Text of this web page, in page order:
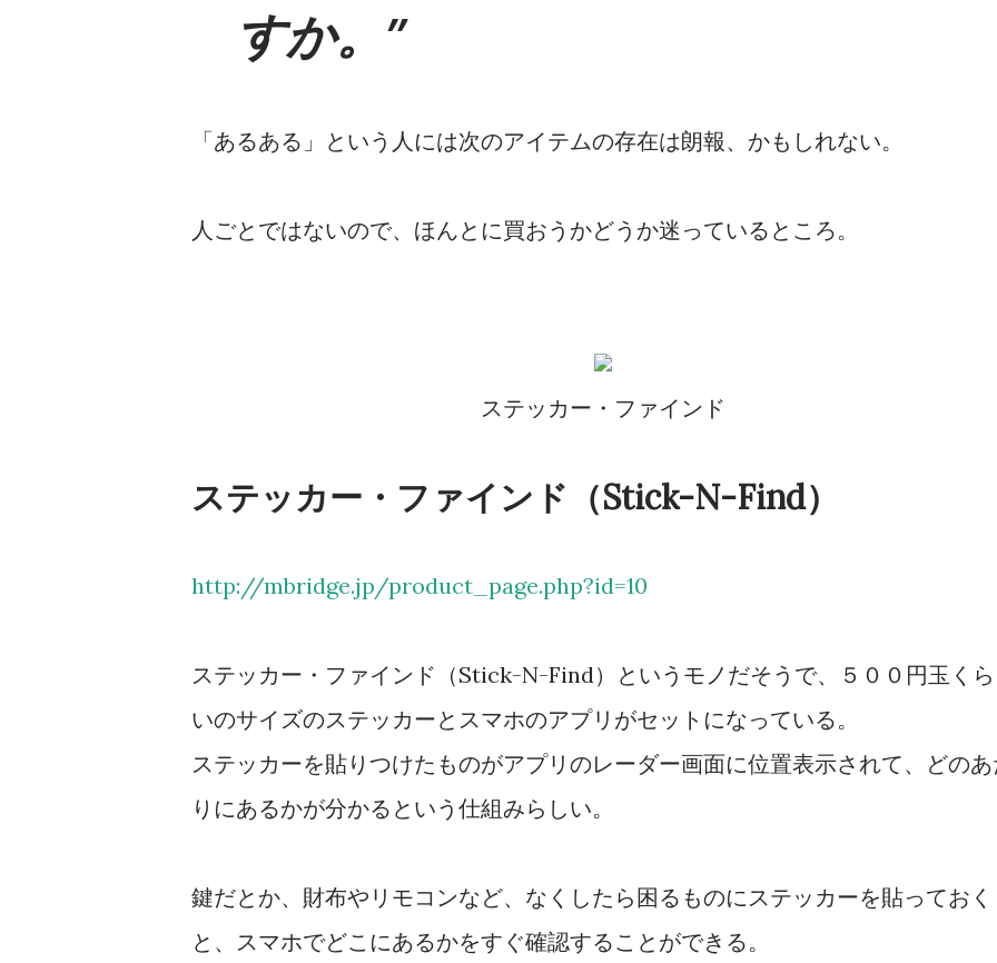
すか。
「あるある」という人には次のアイテムの存在は朗報、かもしれない。
人ごとではないので、ほんとに買おうかどうか迷っているところ。
ステッカー・ファインド
ステッカー・ファインド（Stick-N-Find）
http://mbridge.jp/product_page.php?id=10
ステッカー・ファインド（Stick-N-Find）というモノだそうで、５００円玉くら
いのサイズのステッカーとスマホのアプリがセットになっている。
ステッカーを貼りつけたものがアプリのレーダー画面に位置表示されて、どの
りにあるかが分かるという仕組みらしい。
鍵だとか、財布やリモコンなど、なくしたら困るものにステッカーを貼っておく
と、スマホでどこにあるかをすぐ確認することができる。